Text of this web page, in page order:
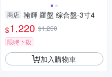
商店 翰輝 羅盤 綜合盤-3寸4
$1,220 $1,260
限時下殺
加入購物車